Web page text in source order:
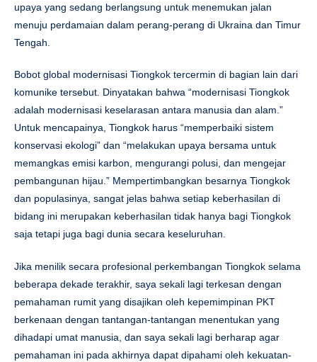
upaya yang sedang berlangsung untuk menemukan jalan
menuju perdamaian dalam perang-perang di Ukraina dan Timur
Tengah.
Bobot global modernisasi Tiongkok tercermin di bagian lain dari
komunike tersebut. Dinyatakan bahwa “modernisasi Tiongkok
adalah modernisasi keselarasan antara manusia dan alam.”
Untuk mencapainya, Tiongkok harus “memperbaiki sistem
konservasi ekologi” dan “melakukan upaya bersama untuk
memangkas emisi karbon, mengurangi polusi, dan mengejar
pembangunan hijau.” Mempertimbangkan besarnya Tiongkok
dan populasinya, sangat jelas bahwa setiap keberhasilan di
bidang ini merupakan keberhasilan tidak hanya bagi Tiongkok
saja tetapi juga bagi dunia secara keseluruhan.
Jika menilik secara profesional perkembangan Tiongkok selama
beberapa dekade terakhir, saya sekali lagi terkesan dengan
pemahaman rumit yang disajikan oleh kepemimpinan PKT
berkenaan dengan tantangan-tantangan menentukan yang
dihadapi umat manusia, dan saya sekali lagi berharap agar
pemahaman ini pada akhirnya dapat dipahami oleh kekuatan-